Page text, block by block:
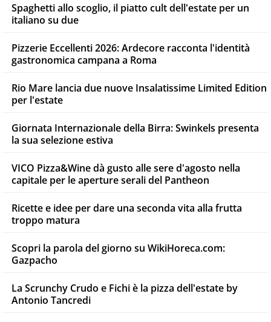
Spaghetti allo scoglio, il piatto cult dell'estate per un
italiano su due
Pizzerie Eccellenti 2026: Ardecore racconta l'identità
gastronomica campana a Roma
Rio Mare lancia due nuove Insalatissime Limited Edition
per l'estate
Giornata Internazionale della Birra: Swinkels presenta
la sua selezione estiva
VICO Pizza&Wine dà gusto alle sere d'agosto nella
capitale per le aperture serali del Pantheon
Ricette e idee per dare una seconda vita alla frutta
troppo matura
Scopri la parola del giorno su WikiHoreca.com:
Gazpacho
La Scrunchy Crudo e Fichi è la pizza dell'estate by
Antonio Tancredi